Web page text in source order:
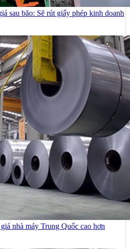
sau bão: Sẽ rút giấy phép kinh doanh
nhà máy Trung Quốc cao hơn